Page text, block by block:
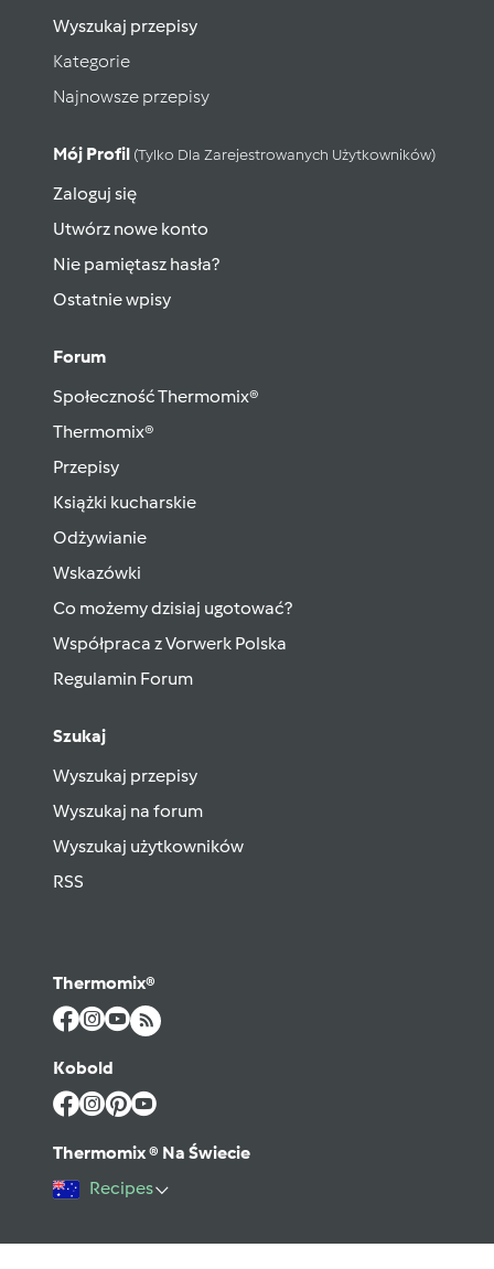
Wyszukaj przepisy
Kategorie
Najnowsze przepisy
Mój Profil (tylko Dla Zarejestrowanych Użytkowników)
Zaloguj się
Utwórz nowe konto
Nie pamiętasz hasła?
Ostatnie wpisy
Forum
Społeczność Thermomix®
Thermomix®
Przepisy
Książki kucharskie
Odżywianie
Wskazówki
Co możemy dzisiaj ugotować?
Współpraca z Vorwerk Polska
Regulamin Forum
Szukaj
Wyszukaj przepisy
Wyszukaj na forum
Wyszukaj użytkowników
RSS
Thermomix®
Kobold
Thermomix ® Na Świecie
Recipes